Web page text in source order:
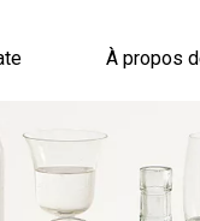
À propos